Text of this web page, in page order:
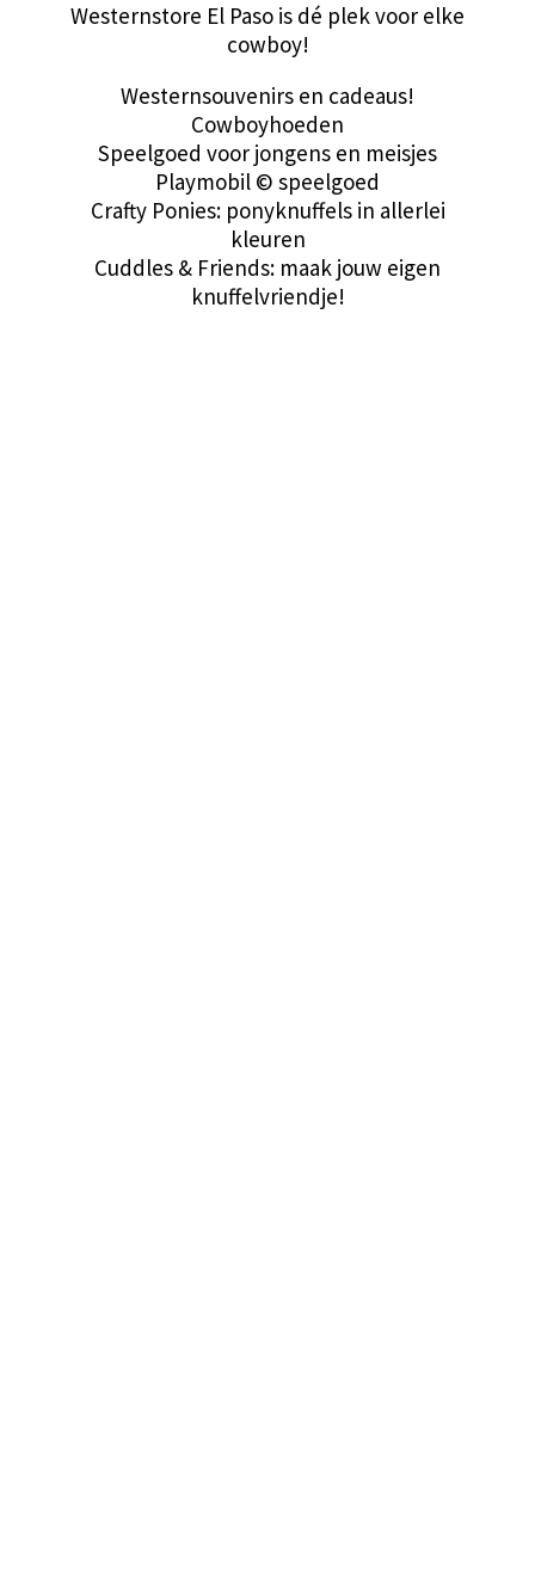
Westernstore El Paso is dé plek voor elke
cowboy!
Westernsouvenirs en cadeaus!
Cowboyhoeden
Speelgoed voor jongens en meisjes
Playmobil © speelgoed
Crafty Ponies: ponyknuffels in allerlei
kleuren
Cuddles & Friends: maak jouw eigen
knuffelvriendje!